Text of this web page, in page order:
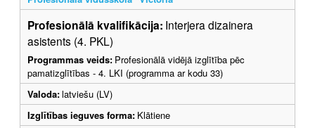
Profesionālā kvalifikācija: Interjera dizainera
asistents (4. PKL)
Programmas veids: Profesionālā vidējā izglītība pēc
pamatizglītības - 4. LKI (programma ar kodu 33)
Valoda:latviešu (LV)
Izglītības ieguves forma: Klātiene